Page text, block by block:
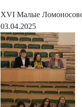
XVI Малые
03.04.2025